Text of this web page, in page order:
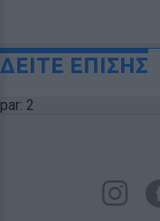
ΔΕΙΤΕ ΕΠΙΣΗΣ
par: 2